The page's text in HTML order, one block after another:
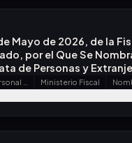
Mayo de 2026, de la
por el Que Se
de Personas y
de Madrid a Doña Eva
Ministerio Fiscal